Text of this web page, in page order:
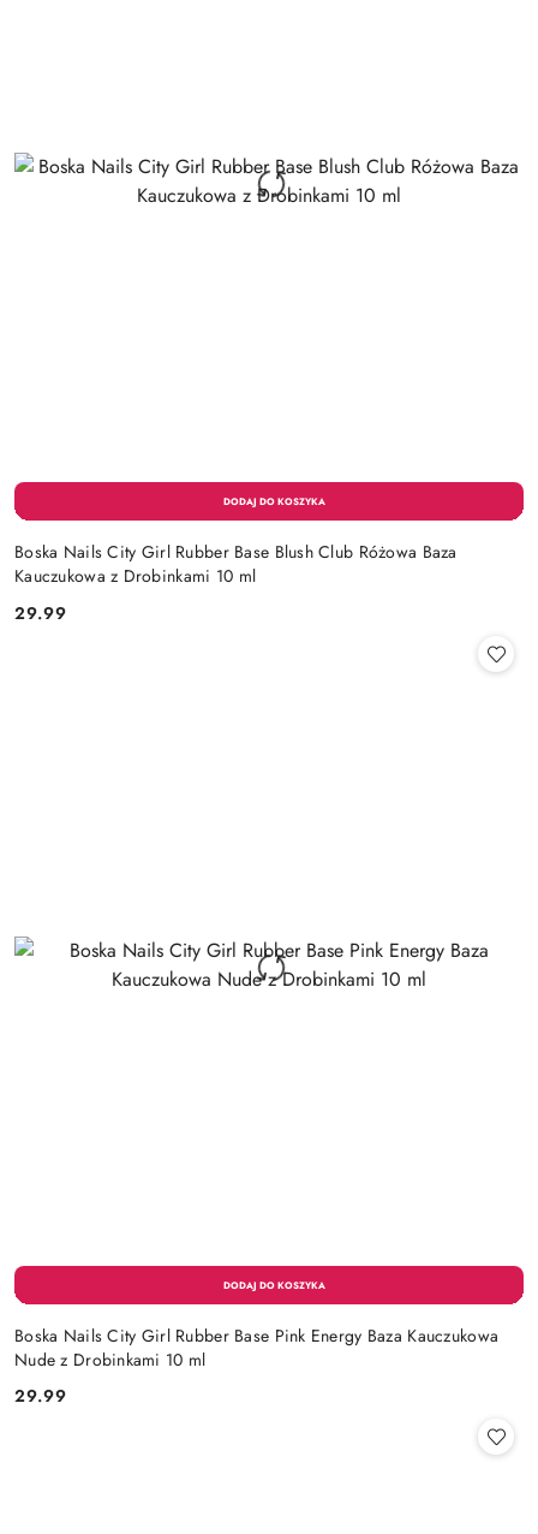
Boska Nails City Girl Rubber Base Blush Club Różowa Baza
Kauczukowa z Drobinkami 10 ml
Cena:
29.99
Boska Nails City Girl Rubber Base Pink Energy Baza Kauczukowa
Nude z Drobinkami 10 ml
Cena:
29.99